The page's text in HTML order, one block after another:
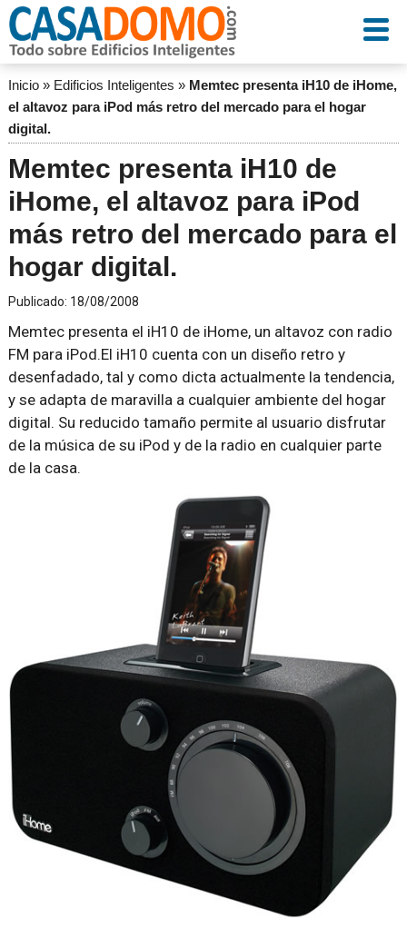
Inicio» Edificios Inteligentes » Memtec presenta iH10 de iHome,
el altavoz para iPod más retro del mercado para el hogar
digital.
Memtec presenta iH10 de
iHome, el altavoz para iPod
más retro del mercado para el
hogar digital.
Publicado: 18/08/2008
Memtec presenta el iH10 de iHome, un altavoz con radio
FM para iPod.El iH10 cuenta con un diseño retro y
desenfadado, tal y como dicta actualmente la tendencia,
y se adapta de maravilla a cualquier ambiente del hogar
digital. Su reducido tamaño permite al usuario disfrutar
de la música de su iPod y de la radio en cualquier parte
de la casa.